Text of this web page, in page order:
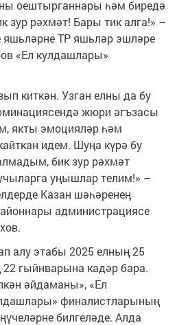
оештырганнары һәм биредә
зур рәхмәт! Бары тик алга!» –
яшьләрне ТР яшьләр эшләре
«Ел кулдашлары»
киткән. Узган елны да бу
жюри әгъзасы
якты эмоцияләр һәм
идем. Шуңа күрә бу
бик зур рәхмәт
уңышлар телим!» –
Казан шәһәренең
администрациясе
алу этабы 2025 елның 25
гыйнварына кадәр бара.
әйдаманы», «Ел
финалистларының
билгеләде. Алда